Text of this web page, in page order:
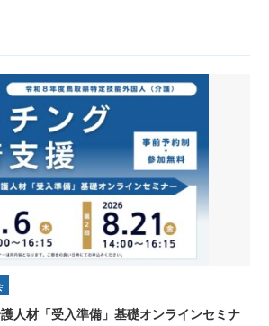
人材「受入準備」基礎オンラインセミナ